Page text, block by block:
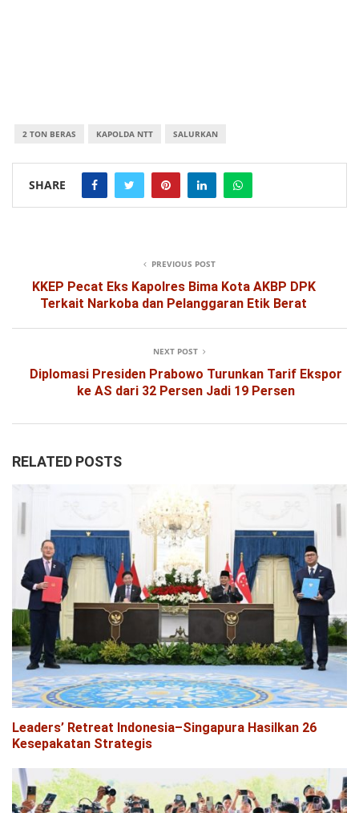
2 TON BERAS KAPOLDA NTT SALURKAN
SHARE
PREVIOUS POST
KKEP Pecat Eks Kapolres Bima Kota AKBP DPK
Terkait Narkoba dan Pelanggaran Etik Berat
NEXT POST
Diplomasi Presiden Prabowo Turunkan Tarif Ekspor
ke AS dari 32 Persen Jadi 19 Persen
RELATED POSTS
Leaders’ Retreat Indonesia–Singapura Hasilkan 26
Kesepakatan Strategis